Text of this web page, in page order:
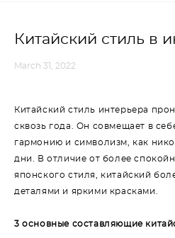
Китайский стиль в
March 31, 2022
Китайский стиль интерьера
сквозь года. Он совмещает в
гармонию и символизм, как
дни. В отличие от более
японского стиля, китайский
деталями и яркими красками.
3 основные составляющие